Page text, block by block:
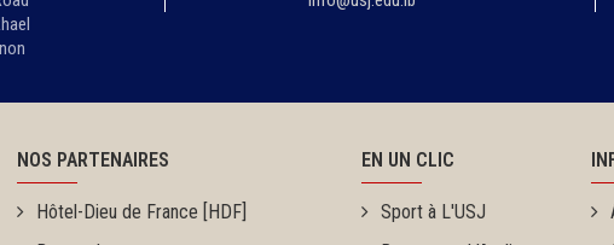
NOS PARTENAIRES
Hôtel-Dieu de France [HDF]
EN UN CLIC
Sport à L'USJ